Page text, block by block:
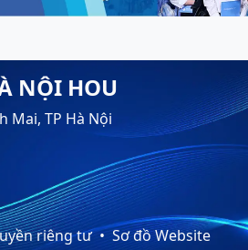
NỘI HOU
Mai, TP Hà Nội
riêng tư Sơ đồ Website